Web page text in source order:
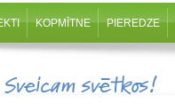
KOPMĪTNE PIEREDZE
Sveicam svētkos!